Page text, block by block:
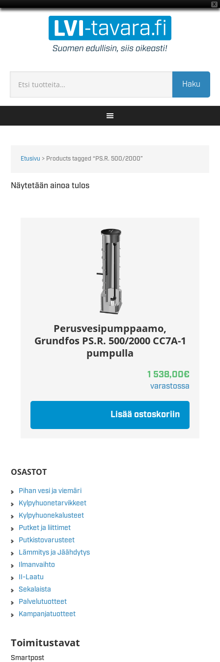
X
Haku
Etusivu > Products tagged “PS.R. 500/2000”
Näytetään ainoa tulos
Perusvesipumppaamo,
Grundfos PS.R. 500/2000 CC7A-1
pumpulla
1 538,00€
varastossa
Lisää ostoskoriin
OSASTOT
Pihan vesi ja viemäri
Kylpyhuonetarvikkeet
Kylpyhuonekalusteet
Putket ja liittimet
Putkistovarusteet
Lämmitys ja Jäähdytys
Ilmanvaihto
II-Laatu
Sekalaista
Palvelutuotteet
Kampanjatuotteet
Toimitustavat
Smartpost